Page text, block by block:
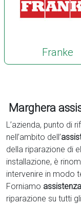
Franke
Marghera
L’azienda, punto di
nell’ambito dell’
della riparazione di
installazione, è
intervenire in modo
Forniamo
riparazione su tutti